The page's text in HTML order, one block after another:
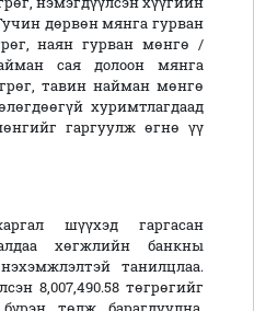
дөрвөн мянга гурван
наян гурван мөнгө /
сая долоон мянга
тавин найман мөнгө
хуримтлагдаад
гаргуулж өгнө үү
шүүхэд гаргасан
хөгжлийн банкны
танилцлаа.
8,007,490.58 төгрөгийг